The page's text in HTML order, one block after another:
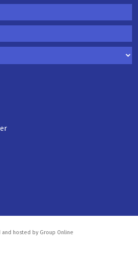
and hosted by Group Online